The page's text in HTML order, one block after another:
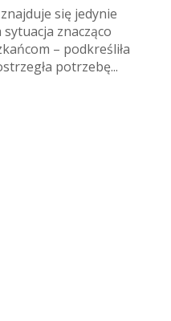
się jedynie
znacząco
– podkreśliła
potrzebę...